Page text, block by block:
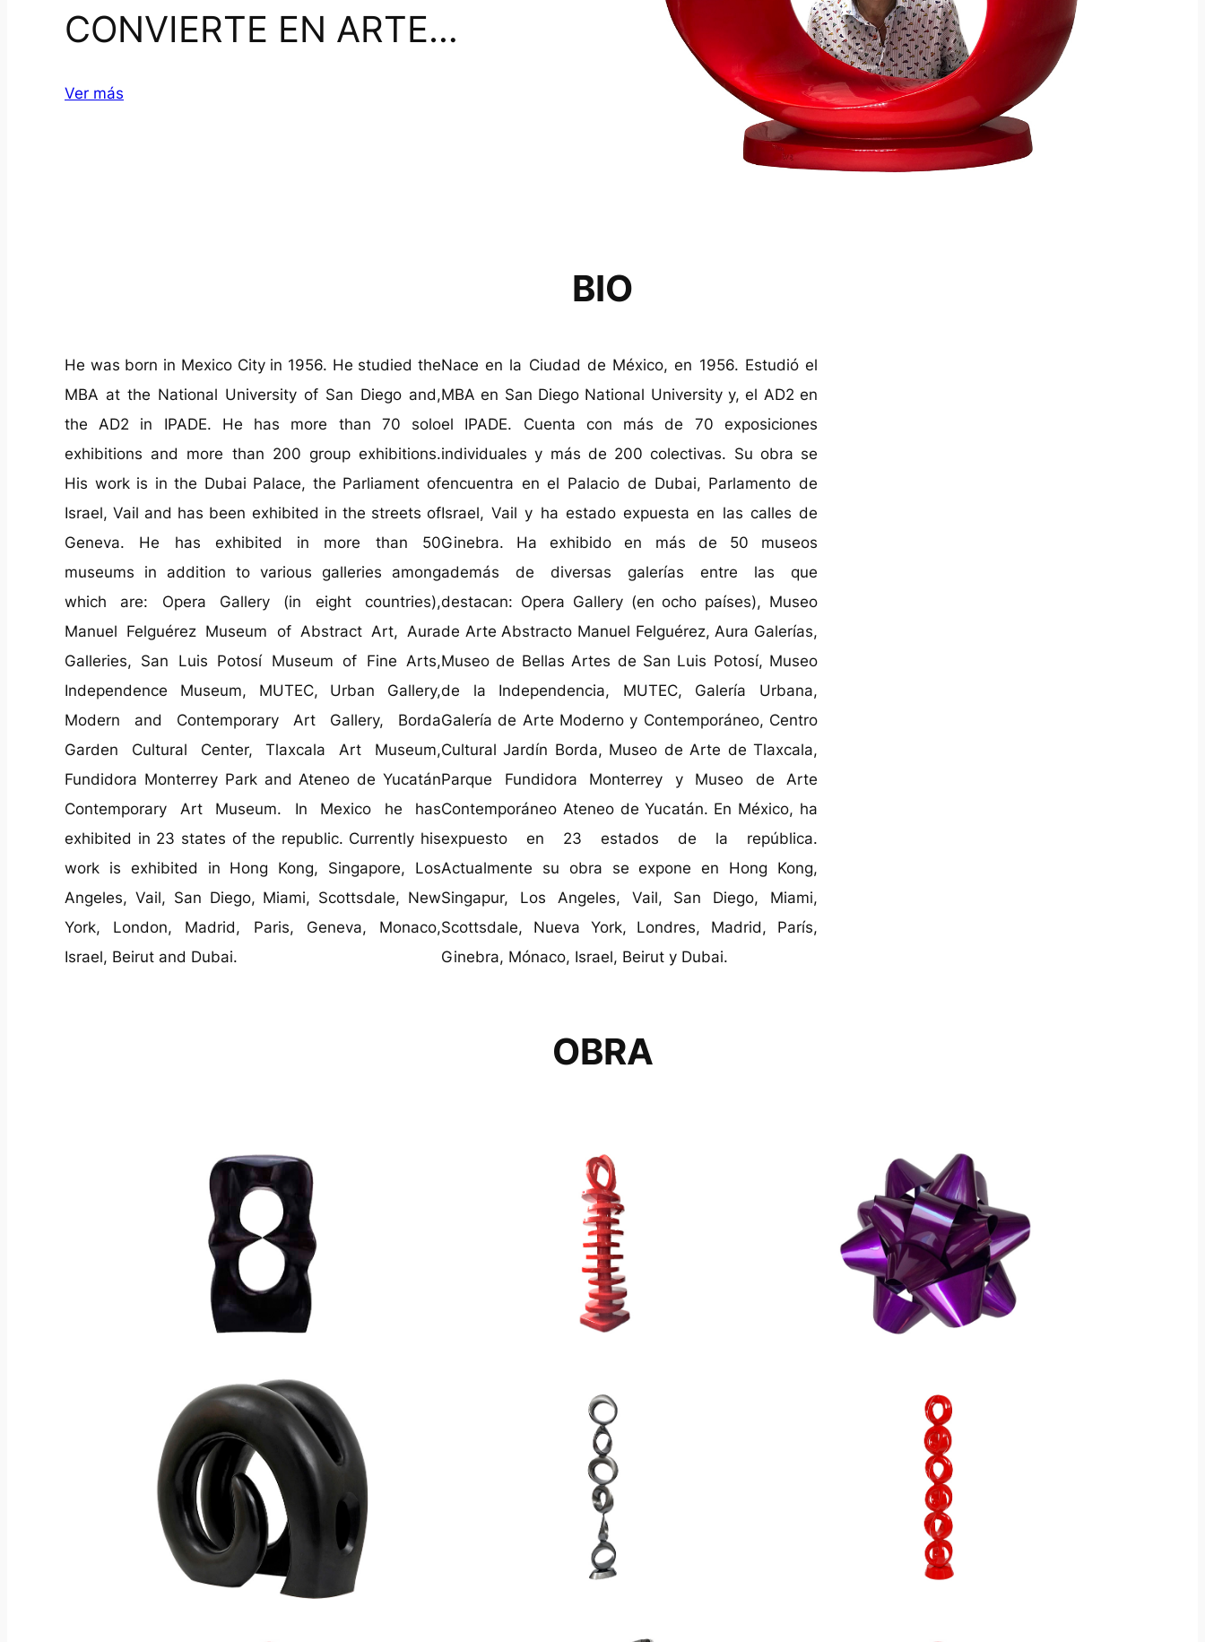
CONVIERTE EN ARTE…
Ver más
BIO
He was born in Mexico City in 1956. He studied the
MBA at the National University of San Diego and,
the AD2 in IPADE. He has more than 70 solo
exhibitions and more than 200 group exhibitions.
His work is in the Dubai Palace, the Parliament of
Israel, Vail and has been exhibited in the streets of
Geneva. He has exhibited in more than 50
museums in addition to various galleries among
which are: Opera Gallery (in eight countries),
Manuel Felguérez Museum of Abstract Art, Aura
Galleries, San Luis Potosí Museum of Fine Arts,
Independence Museum, MUTEC, Urban Gallery,
Modern and Contemporary Art Gallery, Borda
Garden Cultural Center, Tlaxcala Art Museum,
Fundidora Monterrey Park and Ateneo de Yucatán
Contemporary Art Museum. In Mexico he has
exhibited in 23 states of the republic. Currently his
work is exhibited in Hong Kong, Singapore, Los
Angeles, Vail, San Diego, Miami, Scottsdale, New
York, London, Madrid, Paris, Geneva, Monaco,
Israel, Beirut and Dubai.
Nace en la Ciudad de México, en 1956. Estudió el
MBA en San Diego National University y, el AD2 en
el IPADE. Cuenta con más de 70 exposiciones
individuales y más de 200 colectivas. Su obra se
encuentra en el Palacio de Dubai, Parlamento de
Israel, Vail y ha estado expuesta en las calles de
Ginebra. Ha exhibido en más de 50 museos
además de diversas galerías entre las que
destacan: Opera Gallery (en ocho países), Museo
de Arte Abstracto Manuel Felguérez, Aura Galerías,
Museo de Bellas Artes de San Luis Potosí, Museo
de la Independencia, MUTEC, Galería Urbana,
Galería de Arte Moderno y Contemporáneo, Centro
Cultural Jardín Borda, Museo de Arte de Tlaxcala,
Parque Fundidora Monterrey y Museo de Arte
Contemporáneo Ateneo de Yucatán. En México, ha
expuesto en 23 estados de la república.
Actualmente su obra se expone en Hong Kong,
Singapur, Los Angeles, Vail, San Diego, Miami,
Scottsdale, Nueva York, Londres, Madrid, París,
Ginebra, Mónaco, Israel, Beirut y Dubai.
OBRA